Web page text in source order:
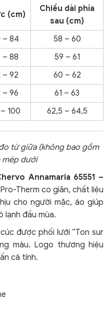
(cm)
Chiều dài phía
sau (cm)
– 84
58 – 60
– 88
59 – 61
– 92
60 – 62
– 96
61 – 63
100 62,5 – 64,5
từ giữa (không bao gồm
mép dưới
Annamaria 65551 –
Therm co giãn, chất liệu
cho người mặc, áo giúp
lạnh đầu mùa.
được phối lưới “Ton sur
màu. Logo thương hiệu
cá tính.